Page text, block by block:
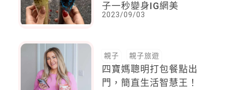
子一秒變身IG網美
2023/09/03
親子 親子旅遊
四寶媽聰明打包餐點出
門，簡直生活智慧王！